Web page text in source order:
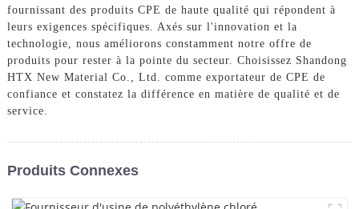
fournissant des produits CPE de haute qualité qui répondent à
leurs exigences spécifiques. Axés sur l'innovation et la
technologie, nous améliorons constamment notre offre de
produits pour rester à la pointe du secteur. Choisissez Shandong
HTX New Material Co., Ltd. comme exportateur de CPE de
confiance et constatez la différence en matière de qualité et de
service.
Produits Connexes